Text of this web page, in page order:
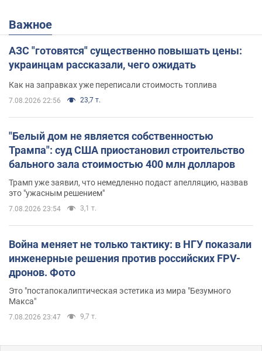
Важное
АЗС "готовятся" существенно повышать цены:
украинцам рассказали, чего ожидать
Как на заправках уже переписали стоимость топлива
7.08.2026 22:56 23,7 т.
"Белый дом не является собственностью
Трампа": суд США приостановил строительство
бального зала стоимостью 400 млн долларов
Трамп уже заявил, что немедленно подаст апелляцию, назвав
это "ужасным решением"
7.08.2026 23:54 3,1 т.
Война меняет не только тактику: в НГУ показали
инженерные решения против российских FPV-
дронов. Фото
Это "постапокалиптическая эстетика из мира "Безумного
Макса"
7.08.2026 23:47 9,7 т.